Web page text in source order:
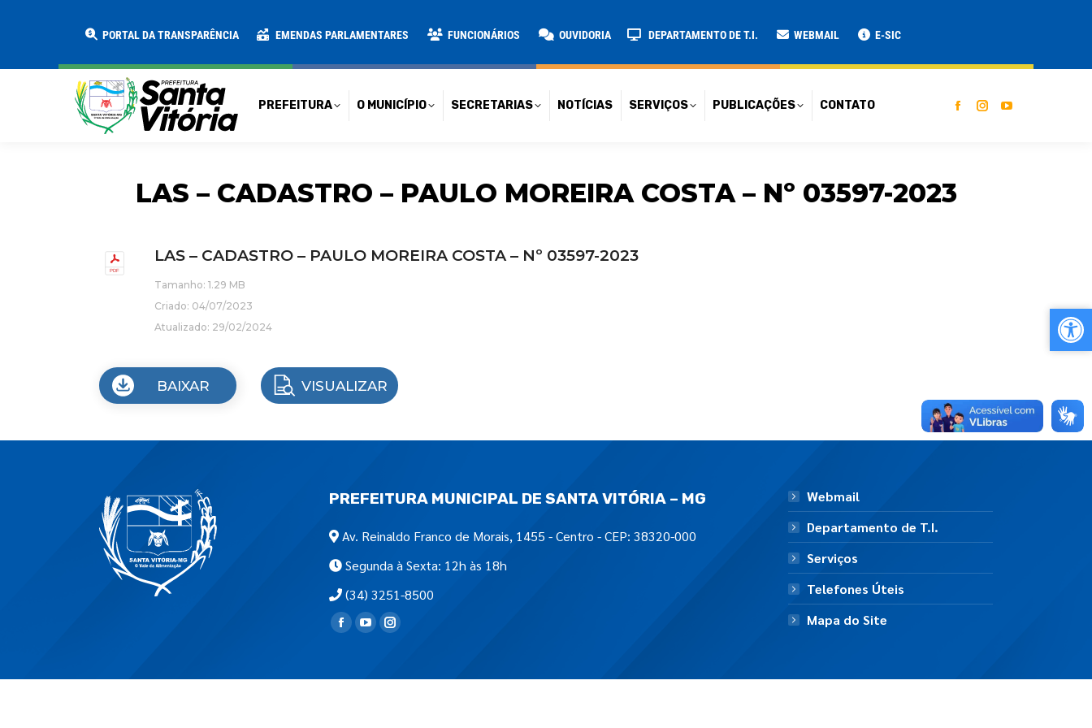
PORTAL DA TRANSPARÊNCIA EMENDAS PARLAMENTARES FUNCIONÁRIOS OUVIDORIA DEPARTAMENTO DE T.I. WEBMAIL E-SIC
PREFEITURA O MUNICÍPIO SECRETARIAS NOTÍCIAS SERVIÇOS PUBLICAÇÕES CONTATO
LAS – CADASTRO – PAULO MOREIRA COSTA – Nº 03597-2023
LAS – CADASTRO – PAULO MOREIRA COSTA – Nº 03597-2023
Tamanho: 1.29 MB
Criado: 04/07/2023
Atualizado: 29/02/2024
BAIXAR VISUALIZAR
PREFEITURA MUNICIPAL DE SANTA VITÓRIA – MG
Av. Reinaldo Franco de Morais, 1455 - Centro - CEP: 38320-000
Segunda à Sexta: 12h às 18h
(34) 3251-8500
Encontre-nos em:
Webmail
Departamento de T.I.
Serviços
Telefones Úteis
Mapa do Site